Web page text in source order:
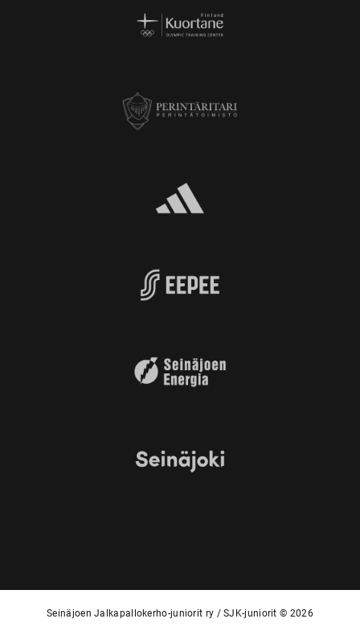
Seinäjoen Jalkapallokerho-juniorit ry / SJK-juniorit © 2026